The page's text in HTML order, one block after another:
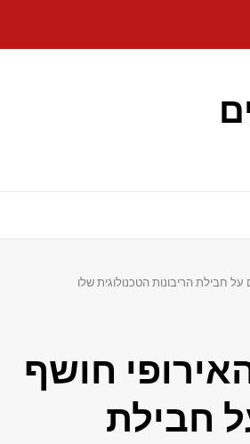
חבילת הריבונות הטכנולוגית שלו
חושף
חבילת